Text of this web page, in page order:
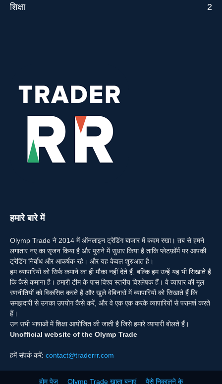
शिक्षा
2
हमारे बारे में
Olymp Trade ने 2014 में ऑनलाइन ट्रेडिंग बाजार में कदम रखा। तब से हमने
लगातार नए का सृजन किया है और पुराने में सुधार किया है ताकि प्लेटफ़ॉर्म पर आपकी
ट्रेडिंग निर्बाध और आकर्षक रहे। और यह केवल शुरुआत है।
हम व्यापारियों को सिर्फ कमाने का ही मौका नहीं देते हैं, बल्कि हम उन्हें यह भी सिखाते हैं
कि कैसे कमाना है। हमारी टीम के पास विश्व स्तरीय विश्लेषक हैं। वे व्यापार की मूल
रणनीतियों को विकसित करते हैं और खुले वेबिनारों में व्यापारियों को सिखाते हैं कि
समझदारी से उनका उपयोग कैसे करें, और वे एक एक करके व्यापारियों से परामर्श करते
हैं।
उन सभी भाषाओं में शिक्षा आयोजित की जाती है जिसे हमारे व्यापारी बोलते हैं।
Unofficial website of the Olymp Trade
हमें संपर्क करें: contact@traderrr.com
होम पेज Olymp Trade खाता बनाएं पैसे निकालने के